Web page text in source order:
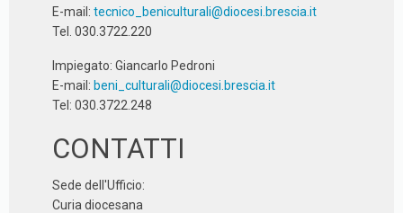
E-mail: tecnico_beniculturali@diocesi.brescia.it
Tel. 030.3722.220
Impiegato: Giancarlo Pedroni
E-mail: beni_culturali@diocesi.brescia.it
Tel: 030.3722.248
CONTATTI
Sede dell'Ufficio:
Curia diocesana